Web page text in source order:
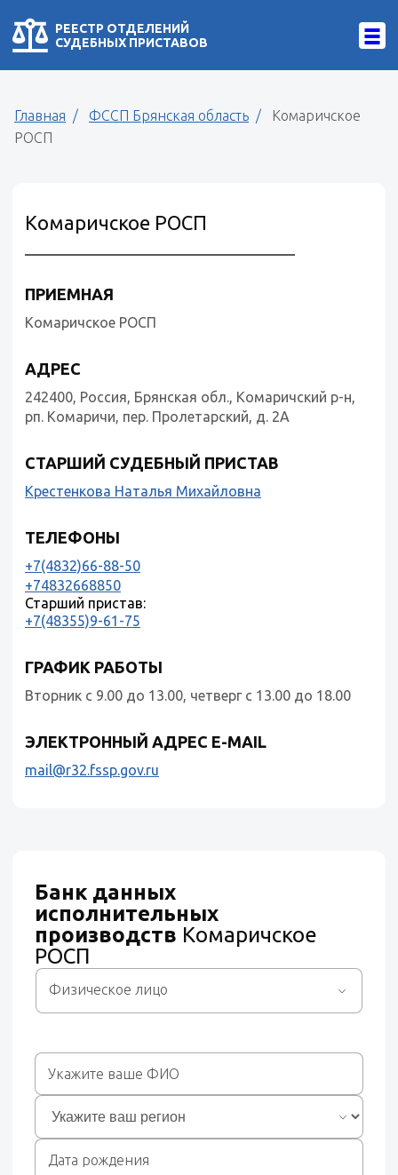
РЕЕСТР ОТДЕЛЕНИЙ
СУДЕБНЫХ ПРИСТАВОВ
Главная ФССП Брянская область
Комаричское
РОСП
Комаричское РОСП
ПРИЕМНАЯ
Комаричское РОСП
АДРЕС
242400, Россия, Брянская обл., Комаричский р-н,
рп. Комаричи, пер. Пролетарский, д. 2А
СТАРШИЙ СУДЕБНЫЙ ПРИСТАВ
Крестенкова Наталья Михайловна
ТЕЛЕФОНЫ
+7(4832)66-88-50
+74832668850
Старший пристав:
+7(48355)9-61-75
ГРАФИК РАБОТЫ
Вторник с 9.00 до 13.00, четверг с 13.00 до 18.00
ЭЛЕКТРОННЫЙ АДРЕС E-MAIL
mail@r32.fssp.gov.ru
Банк данных
исполнительных
производств Комаричское
РОСП
Физическое лицо